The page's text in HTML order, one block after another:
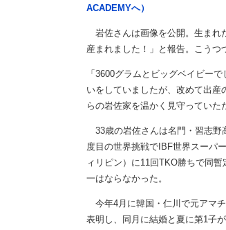
ACADEMYへ）
岩佐さんは画像を公開。生まれ
産まれました！」と報告。こうつ
「3600グラムとビッグベイビー
いをしていましたが、改めて出
らの岩佐家を温かく見守っていた
33歳の岩佐さんは名門・習志野
度目の世界挑戦でIBF世界スーパ
ィリピン）に11回TKO勝ちで同
一はならなかった。
今年4月に韓国・仁川で元アマ
表明し、同月に結婚と夏に第1子